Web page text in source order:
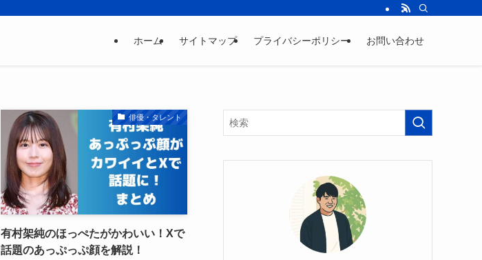
ホーム サイトマップ プライバシーポリシー お問い合わせ
俳優・タレント
有村架純のほっぺたがかわいい！Xで
話題のあっぷっぷ顔を解説！